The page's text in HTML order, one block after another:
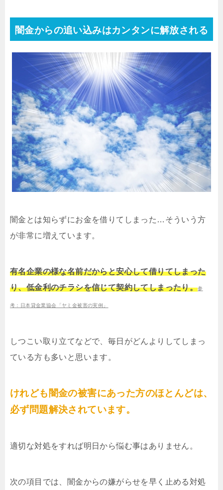
闇金からの追い込みはカンタンに解放される
闇金とは知らずにお金を借りてしまった…そういう方
が非常に増えています。
有名企業の様な名前だからと安心して借りてしまった
り、低金利のチラシを信じて契約してしまったり。参
考：日本貸金業協会「ヤミ金被害の実例」
しつこい取り立てなどで、毎日がどんよりしてしまっ
ている方も多いと思います。
けれども闇金の被害にあった方のほとんどは、
必ず問題解決されています。
適切な対処をすれば明日から悩む事はありません。
次の項目では、闇金からの嫌がらせを早く止める対処